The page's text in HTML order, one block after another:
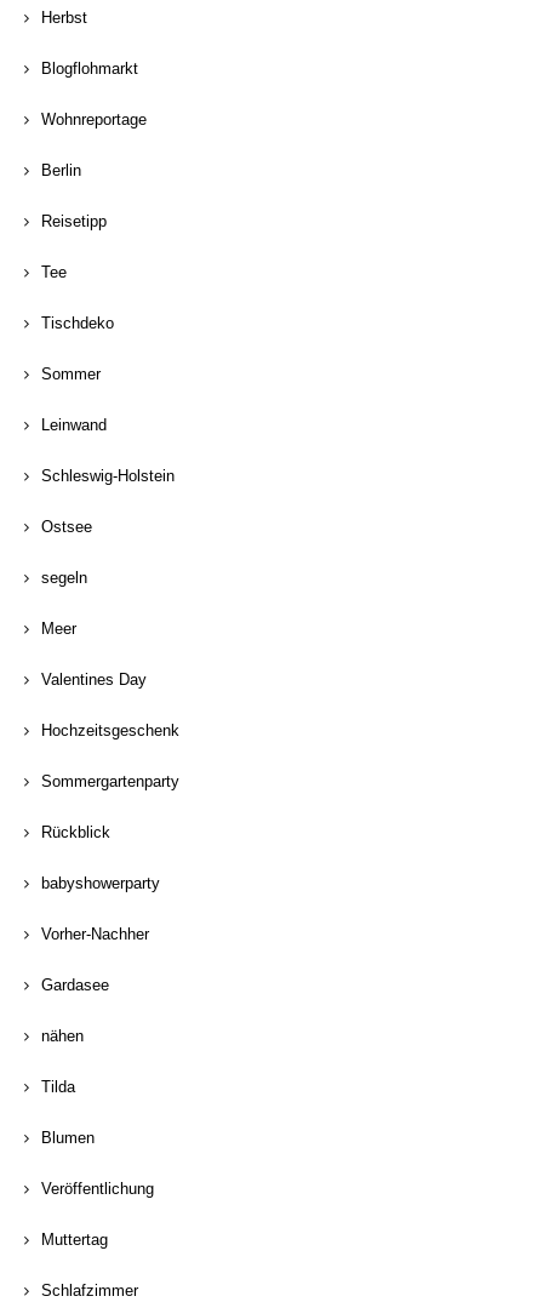
Herbst
Blogflohmarkt
Wohnreportage
Berlin
Reisetipp
Tee
Tischdeko
Sommer
Leinwand
Schleswig-Holstein
Ostsee
segeln
Meer
Valentines Day
Hochzeitsgeschenk
Sommergartenparty
Rückblick
babyshowerparty
Vorher-Nachher
Gardasee
nähen
Tilda
Blumen
Veröffentlichung
Muttertag
Schlafzimmer